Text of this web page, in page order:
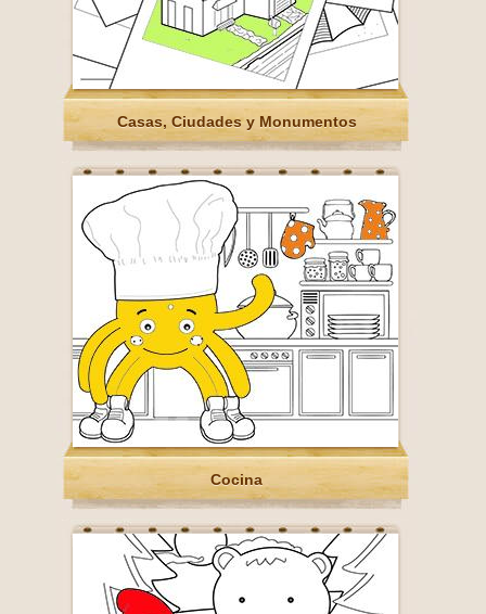
Casas, Ciudades y Monumentos
Cocina